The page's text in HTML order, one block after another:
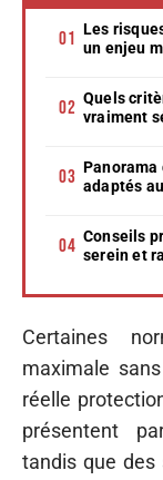
Les
un enjeu
Quels
vraiment
adaptés
Conseils
serein et
Certaines
maximale
réelle
présentent
tandis que des